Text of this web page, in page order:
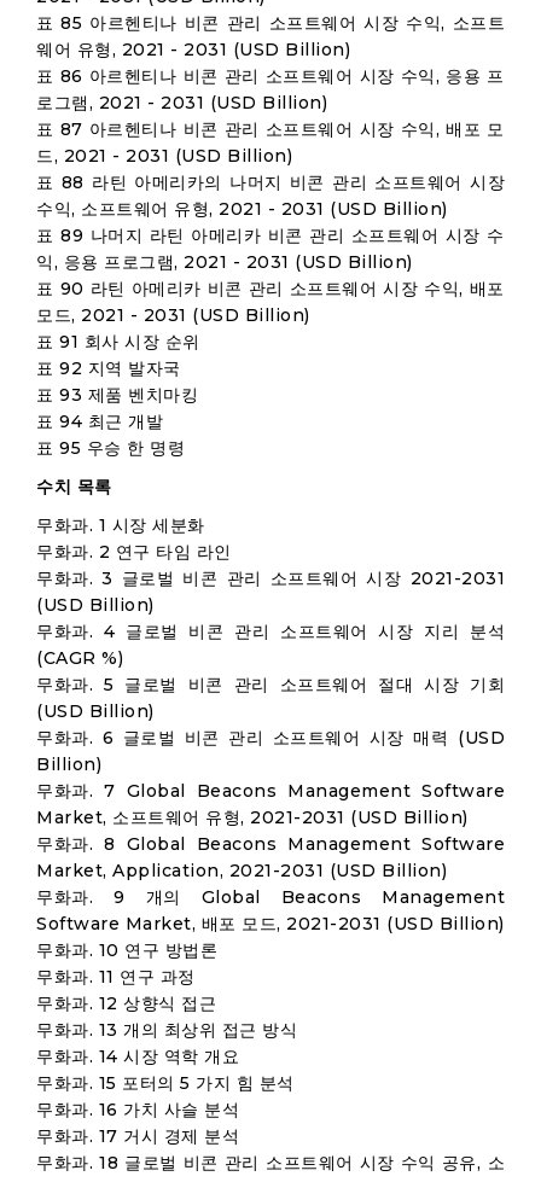
표 85 아르헨티나 비콘 관리 소프트웨어 시장 수익, 소프트
웨어 유형, 2021 - 2031 (USD Billion)
표 86 아르헨티나 비콘 관리 소프트웨어 시장 수익, 응용 프
로그램, 2021 - 2031 (USD Billion)
표 87 아르헨티나 비콘 관리 소프트웨어 시장 수익, 배포 모
드, 2021 - 2031 (USD Billion)
표 88 라틴 아메리카의 나머지 비콘 관리 소프트웨어 시장
수익, 소프트웨어 유형, 2021 - 2031 (USD Billion)
표 89 나머지 라틴 아메리카 비콘 관리 소프트웨어 시장 수
익, 응용 프로그램, 2021 - 2031 (USD Billion)
표 90 라틴 아메리카 비콘 관리 소프트웨어 시장 수익, 배포
모드, 2021 - 2031 (USD Billion)
표 91 회사 시장 순위
표 92 지역 발자국
표 93 제품 벤치마킹
표 94 최근 개발
표 95 우승 한 명령
수치 목록
무화과. 1 시장 세분화
무화과. 2 연구 타임 라인
무화과. 3 글로벌 비콘 관리 소프트웨어 시장 2021-2031
(USD Billion)
무화과. 4 글로벌 비콘 관리 소프트웨어 시장 지리 분석
(CAGR %)
무화과. 5 글로벌 비콘 관리 소프트웨어 절대 시장 기회
(USD Billion)
무화과. 6 글로벌 비콘 관리 소프트웨어 시장 매력 (USD
Billion)
무화과. 7 Global Beacons Management Software
Market, 소프트웨어 유형, 2021-2031 (USD Billion)
무화과. 8 Global Beacons Management Software
Market, Application, 2021-2031 (USD Billion)
무화과. 9 개의 Global Beacons Management
Software Market, 배포 모드, 2021-2031 (USD Billion)
무화과. 10 연구 방법론
무화과. 11 연구 과정
무화과. 12 상향식 접근
무화과. 13 개의 최상위 접근 방식
무화과. 14 시장 역학 개요
무화과. 15 포터의 5 가지 힘 분석
무화과. 16 가치 사슬 분석
무화과. 17 거시 경제 분석
무화과. 18 글로벌 비콘 관리 소프트웨어 시장 수익 공유, 소